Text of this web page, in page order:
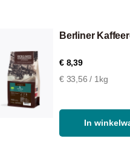
Berliner
€ 8,39
€ 33,56 / 1kg
In